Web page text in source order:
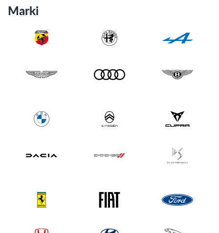
Marki